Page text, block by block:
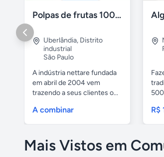
Polpas de frutas 100% natural
Uberlândia, Distrito
industrial
São Paulo
A indústria nettare fundada
em abril de 2004 vem
trazendo a seus clientes o...
A combinar R$
Mais Vistos em